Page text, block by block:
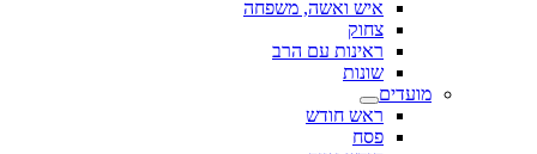
איש ואשה, משפחה
צחוק
ראינות עם הרב
שונות
מועדים
ראש חודש
פסח